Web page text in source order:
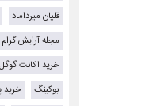
قلیان میرداماد
مجله آرایش گرام
خرید اکانت
بوکینگ
خرید